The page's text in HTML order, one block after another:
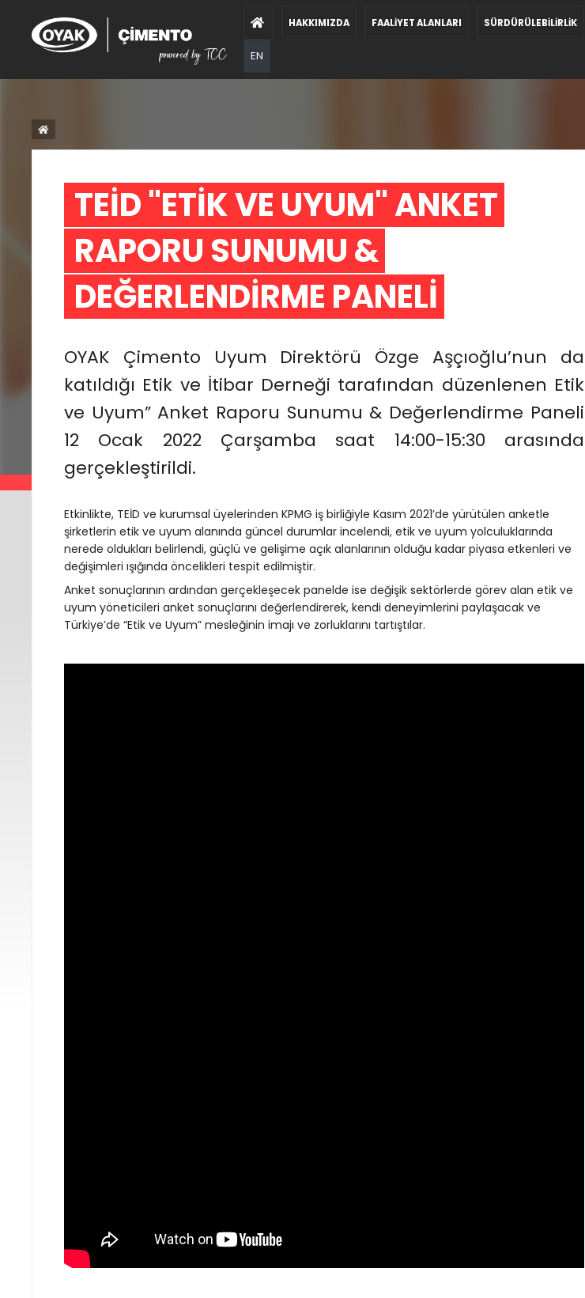
HAKKIMIZDA FAALİYET ALANLARI SÜRDÜRÜLEBİLİRLİK
EN
TEİD "ETİK VE UYUM" ANKET
RAPORU SUNUMU &
DEĞERLENDİRME PANELİ
OYAK Çimento Uyum Direktörü Özge Aşçıoğlu’nun da
katıldığı Etik ve İtibar Derneği tarafından düzenlenen Etik
ve Uyum” Anket Raporu Sunumu & Değerlendirme Paneli
12 Ocak 2022 Çarşamba saat 14:00-15:30 arasında
gerçekleştirildi.
Etkinlikte, TEİD ve kurumsal üyelerinden KPMG iş birliğiyle Kasım 2021’de yürütülen anketle
şirketlerin etik ve uyum alanında güncel durumlar incelendi, etik ve uyum yolculuklarında
nerede oldukları belirlendi, güçlü ve gelişime açık alanlarının olduğu kadar piyasa etkenleri ve
değişimleri ışığında öncelikleri tespit edilmiştir.
Anket sonuçlarının ardından gerçekleşecek panelde ise değişik sektörlerde görev alan etik ve
uyum yöneticileri anket sonuçlarını değerlendirerek, kendi deneyimlerini paylaşacak ve
Türkiye’de “Etik ve Uyum” mesleğinin imajı ve zorluklarını tartıştılar.